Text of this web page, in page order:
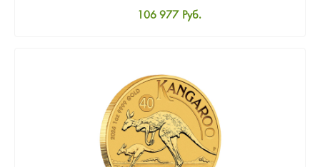
106 977 Руб.
Цена выкупа
95 814 Руб.